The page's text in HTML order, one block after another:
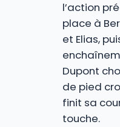
l’action
place à
et Elias,
Dupont
de pied
finit sa
touche.